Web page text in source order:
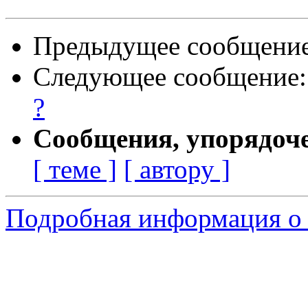
Предыдущее
Следующее
?
Сообщения,
[ теме ] [ автору ]
Подробная информация о